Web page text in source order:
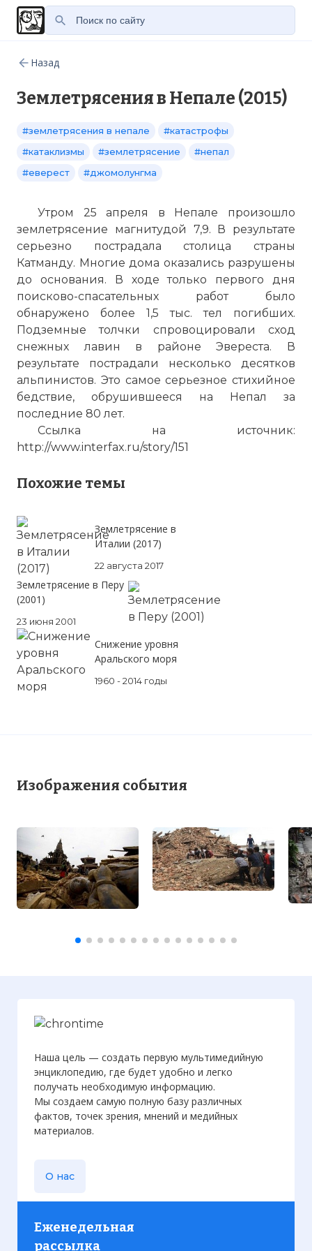
Назад
Землетрясения в Непале (2015)
#землетрясения в непале
#катастрофы
#катаклизмы
#землетрясение
#непал
#еверест
#джомолунгма
Утром 25 апреля в Непале произошло
землетрясение магнитудой 7,9. В результате
серьезно пострадала столица страны
Катманду. Многие дома оказались разрушены
до основания. В ходе только первого дня
поисково-спасательных работ было
обнаружено более 1,5 тыс. тел погибших.
Подземные толчки спровоцировали сход
снежных лавин в районе Эвереста. В
результате пострадали несколько десятков
альпинистов. Это самое серьезное стихийное
бедствие, обрушившееся на Непал за
последние 80 лет.
Ссылка на источник:
http://www.interfax.ru/story/151
Похожие темы
Землетрясение в
Италии (2017)
22 августа 2017
Землетрясение в Перу
(2001)
23 июня 2001
Снижение уровня
Аральского моря
1960 - 2014 годы
Изображения события
☓
Проверочный код:
Наша цель — создать первую мультимедийную
энциклопедию, где будет удобно и легко
получать необходимую информацию.
Мы создаем самую полную базу различных
фактов, точек зрения, мнений и медийных
материалов.
О нас
Еженедельная
рассылка